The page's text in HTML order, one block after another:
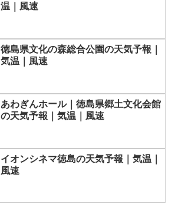
温｜風速
徳島県文化の森総合公園の天気予報｜
気温｜風速
あわぎんホール｜徳島県郷土文化会館
の天気予報｜気温｜風速
イオンシネマ徳島の天気予報｜気温｜
風速